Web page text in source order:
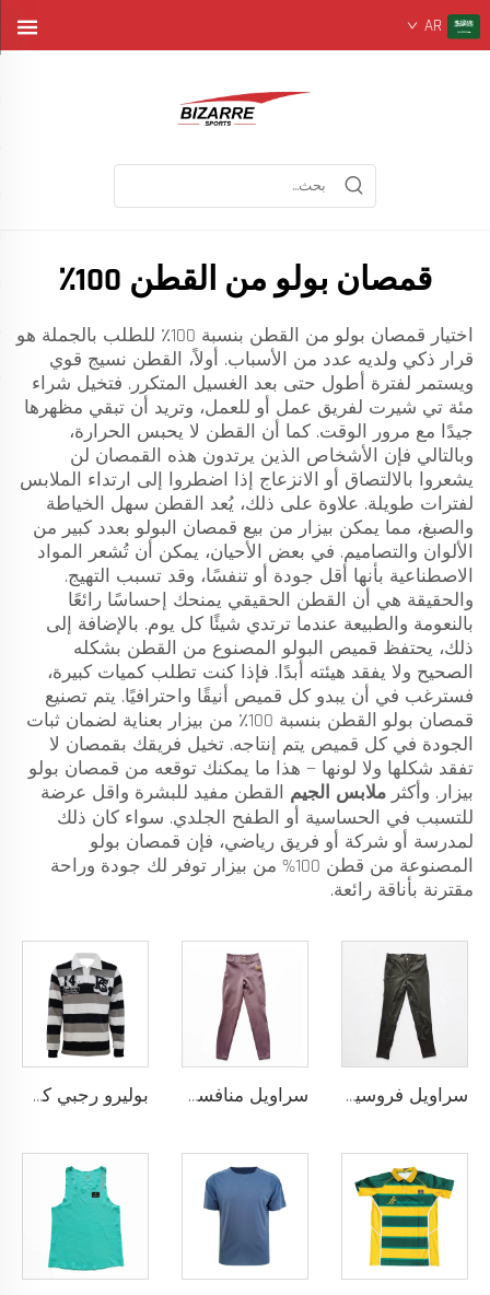
AR
قمصان بولو من القطن 100٪
اختيار قمصان بولو من القطن بنسبة 100٪ للطلب بالجملة هو
قرار ذكي ولديه عدد من الأسباب. أولاً، القطن نسيج قوي
ويستمر لفترة أطول حتى بعد الغسيل المتكرر. فتخيل شراء
مئة تي شيرت لفريق عمل أو للعمل، وتريد أن تبقي مظهرها
جيدًا مع مرور الوقت. كما أن القطن لا يحبس الحرارة،
وبالتالي فإن الأشخاص الذين يرتدون هذه القمصان لن
يشعروا بالالتصاق أو الانزعاج إذا اضطروا إلى ارتداء الملابس
لفترات طويلة. علاوة على ذلك، يُعد القطن سهل الخياطة
والصبغ، مما يمكن بيزار من بيع قمصان البولو بعدد كبير من
الألوان والتصاميم. في بعض الأحيان، يمكن أن تُشعر المواد
الاصطناعية بأنها أقل جودة أو تنفسًا، وقد تسبب التهيج.
والحقيقة هي أن القطن الحقيقي يمنحك إحساسًا رائعًا
بالنعومة والطبيعة عندما ترتدي شيئًا كل يوم. بالإضافة إلى
ذلك، يحتفظ قميص البولو المصنوع من القطن بشكله
الصحيح ولا يفقد هيئته أبدًا. فإذا كنت تطلب كميات كبيرة،
فسترغب في أن يبدو كل قميص أنيقًا واحترافيًا. يتم تصنيع
قمصان بولو القطن بنسبة 100٪ من بيزار بعناية لضمان ثبات
الجودة في كل قميص يتم إنتاجه. تخيل فريقك بقمصان لا
تفقد شكلها ولا لونها — هذا ما يمكنك توقعه من قمصان بولو
بيزار. وأكثر ملابس الجيم القطن مفيد للبشرة واقل عرضة
للتسبب في الحساسية أو الطفح الجلدي. سواء كان ذلك
لمدرسة أو شركة أو فريق رياضي، فإن قمصان بولو
المصنوعة من قطن 100% من بيزار توفر لك جودة وراحة
مقترنة بأناقة رائعة.
سراويل فروسية أداء عالي مع نمط سيليكون مضاد للانزلاق وخيارات لإضافة شعار الفريق المخصص سراويل منافسة الفروسية بتقنية النقاط السيليكونية والتخصيص الكامل لنادي أو شعار شخصي بوليرو رجبي كلاسيكي مخصص مصنوع من قماش يام داي ثقيل الوزن بأكمام طويلة بتصميم رجعي للرجال